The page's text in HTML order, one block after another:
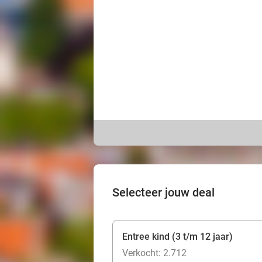
Selecteer jouw deal
Entree kind (3 t/m 12 jaar)
Verkocht: 2.712